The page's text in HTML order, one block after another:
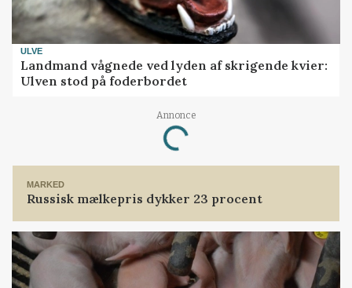
ULVE
Landmand vågnede ved lyden af skrigende kvier:
Ulven stod på foderbordet
Annonce
Loading...
MARKED
Russisk mælkepris dykker 23 procent